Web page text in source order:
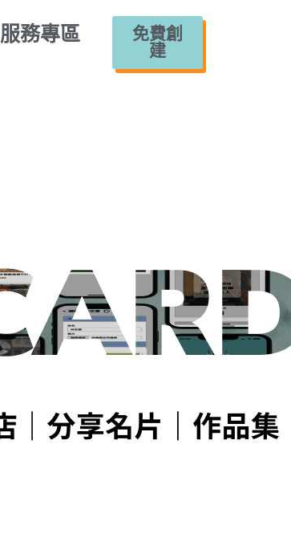
服務專區
免費創
建